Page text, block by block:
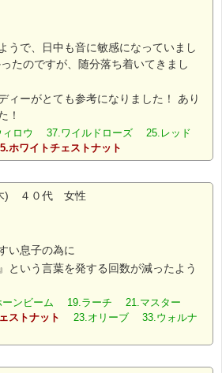
うで、日中も音に敏感になっていまし
たのですが、随分落ち着いてきまし
ィーがとても参考になりました！ あり
！
ロウ 37.ワイルドローズ 25.レッド
ホワイトチェストナット
) ４０代 女性
い息子の為に
という言葉を発する回数が減ったよう
ンビーム 19.ラーチ 21.マスター
ストナット
23.オリーブ 33.ウォルナ